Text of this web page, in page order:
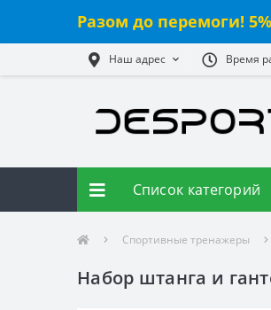
Разом до перемоги!
Наш адрес Время
Список категорий
Спортивные тренажеры
Набор штанга и